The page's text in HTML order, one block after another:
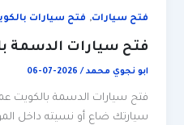
فتح سيارات, فتح سيارات
فتح سيارات الدسمة
ابو نجوي محمد/
2026-07-06
فتح سيارات الدسمة بالكويت
سيارتك ضاع أو نسيته داخل